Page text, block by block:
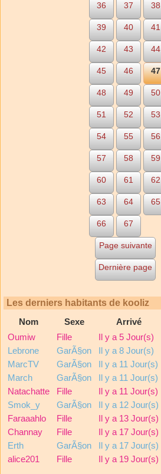
36 37 38
39 40 41
42 43 44
45 46 47
48 49 50
51 52 53
54 55 56
57 58 59
60 61 62
63 64 65
66 67
Page suivante
Dernière page
Les derniers habitants de kooliz
Nom
Sexe
Arrivé
Oumiw
Fille
Il y a 5 Jour(s)
Lebrone
GarÃ§on
Il y a 8 Jour(s)
MarcTV
GarÃ§on
Il y a 11 Jour(s)
March
GarÃ§on
Il y a 11 Jour(s)
Natachatte
Fille
Il y a 11 Jour(s)
Smok_y
GarÃ§on
Il y a 12 Jour(s)
Faraaahlo
Fille
Il y a 13 Jour(s)
Channay
Fille
Il y a 17 Jour(s)
Erth
GarÃ§on
Il y a 17 Jour(s)
alice201
Fille Il y a 19 Jour(s)